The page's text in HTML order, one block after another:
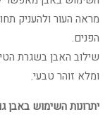
מראה העור ולהעניק
הפנים.
שילוב האבן בשגרת
ומלא זוהר טבעי.
יתרונות השימוש באבן